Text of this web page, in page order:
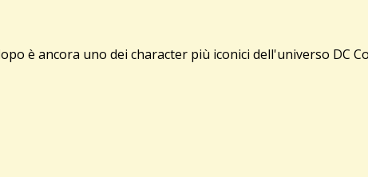
è ancora uno dei character più iconici dell'universo DC